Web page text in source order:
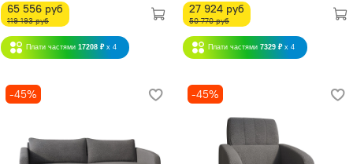
65 556 руб
119 193 руб
Плати частями 17208 ₽ x 4
27 924 руб
50 770 руб
Плати частями 7329 ₽ x 4
-45% -45%